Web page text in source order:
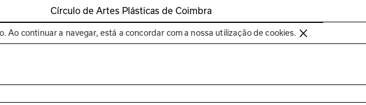
Círculo de Artes Plásticas de Coimbra
Espaços Bienal de Coimbra
continuar a navegar, está a concordar com a nossa utilização de cookies.